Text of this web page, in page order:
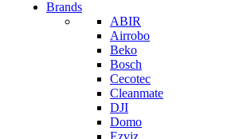
Brands
ABIR
Airrobo
Beko
Bosch
Cecotec
Cleanmate
DJI
Domo
Ezviz